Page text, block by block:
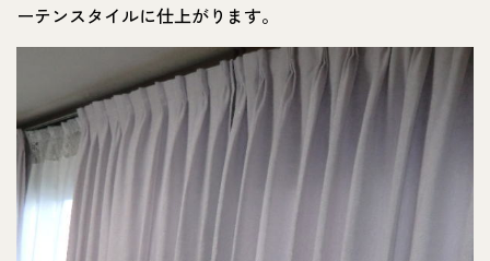
ーテンスタイルに仕上がります。